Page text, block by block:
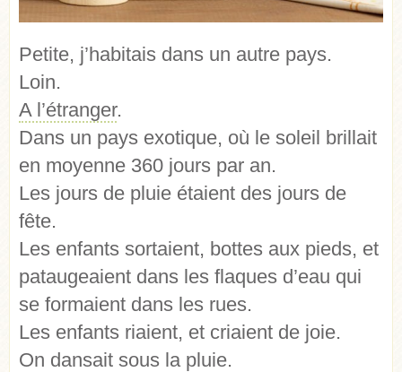
Petite, j’habitais dans un autre pays.
Loin.
A l’étranger.
Dans un pays exotique, où le soleil brillait
en moyenne 360 jours par an.
Les jours de pluie étaient des jours de
fête.
Les enfants sortaient, bottes aux pieds, et
pataugeaient dans les flaques d’eau qui
se formaient dans les rues.
Les enfants riaient, et criaient de joie.
On dansait sous la pluie.